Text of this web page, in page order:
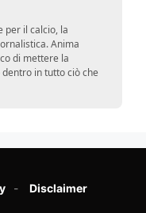
per il calcio, la
Anima
di mettere la
in tutto ciò che
Disclaimer